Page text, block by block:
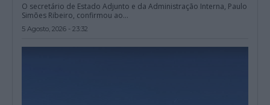
O secretário de Estado Adjunto e da Administração Interna, Paulo
Simões Ribeiro, confirmou ao...
5 Agosto, 2026 - 23:32